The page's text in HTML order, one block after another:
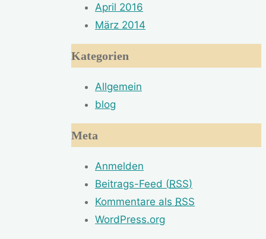
April 2016
März 2014
Kategorien
Allgemein
blog
Meta
Anmelden
Beitrags-Feed (RSS)
Kommentare als RSS
WordPress.org